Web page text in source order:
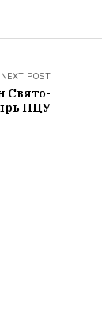
NEXT POST
Свято-
ПЦУ